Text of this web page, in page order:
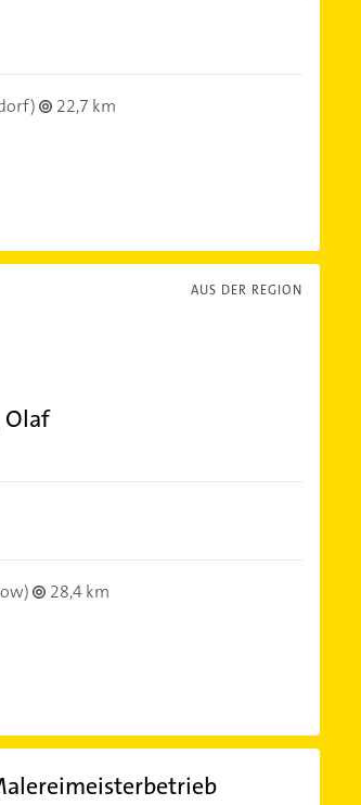
22,7 km
AUS DER REGION
Olaf
28,4 km